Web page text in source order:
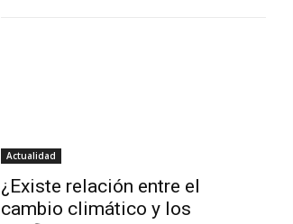
Actualidad
¿Existe relación entre el
cambio climático y los